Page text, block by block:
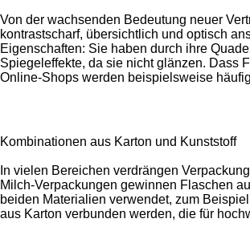
Von der wachsenden Bedeutung neuer
kontrastscharf, übersichtlich und optisch
Eigenschaften: Sie haben durch ihre
Spiegeleffekte, da sie nicht glänzen. Dass
Online-Shops werden beispielsweise
Kombinationen aus Karton und Kunststoff
In vielen Bereichen verdrängen
Milch-Verpackungen gewinnen Flaschen
beiden Materialien verwendet, zum
aus Karton verbunden werden, die für